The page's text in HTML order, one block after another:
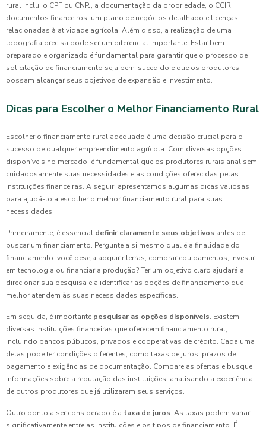
rural inclui o CPF ou CNPJ, a documentação da propriedade, o CCIR,
documentos financeiros, um plano de negócios detalhado e licenças
relacionadas à atividade agrícola. Além disso, a realização de uma
topografia precisa pode ser um diferencial importante. Estar bem
preparado e organizado é fundamental para garantir que o processo de
solicitação de financiamento seja bem-sucedido e que os produtores
possam alcançar seus objetivos de expansão e investimento.
Dicas para Escolher o Melhor Financiamento Rural
Escolher o financiamento rural adequado é uma decisão crucial para o
sucesso de qualquer empreendimento agrícola. Com diversas opções
disponíveis no mercado, é fundamental que os produtores rurais analisem
cuidadosamente suas necessidades e as condições oferecidas pelas
instituições financeiras. A seguir, apresentamos algumas dicas valiosas
para ajudá-lo a escolher o melhor financiamento rural para suas
necessidades.
Primeiramente, é essencial definir claramente seus objetivos antes de
buscar um financiamento. Pergunte a si mesmo qual é a finalidade do
financiamento: você deseja adquirir terras, comprar equipamentos, investir
em tecnologia ou financiar a produção? Ter um objetivo claro ajudará a
direcionar sua pesquisa e a identificar as opções de financiamento que
melhor atendem às suas necessidades específicas.
Em seguida, é importante pesquisar as opções disponíveis. Existem
diversas instituições financeiras que oferecem financiamento rural,
incluindo bancos públicos, privados e cooperativas de crédito. Cada uma
delas pode ter condições diferentes, como taxas de juros, prazos de
pagamento e exigências de documentação. Compare as ofertas e busque
informações sobre a reputação das instituições, analisando a experiência
de outros produtores que já utilizaram seus serviços.
Outro ponto a ser considerado é a taxa de juros. As taxas podem variar